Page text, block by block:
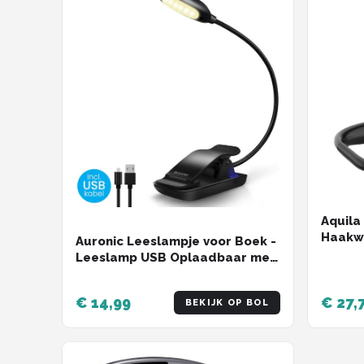
Auronic Leeslampje voor Boek -
Leeslamp USB Oplaadbaar met
- Flexibel - Zwart
€ 14,99 BEKIJK OP BOL
Aquila
€